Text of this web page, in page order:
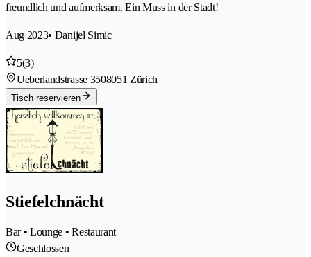
freundlich und aufmerksam. Ein Muss in der Stadt!
Aug 2023• Danijel Simic
5(3)
Ueberlandstrasse 3508051 Zürich
Tisch reservieren
Stiefelchnächt
Bar • Lounge • Restaurant
Geschlossen